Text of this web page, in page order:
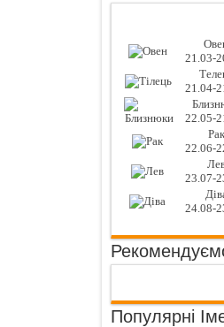
21.03-
21.04-
22.05-
Рак
22.06-
23.07-
24.08-
Популярні